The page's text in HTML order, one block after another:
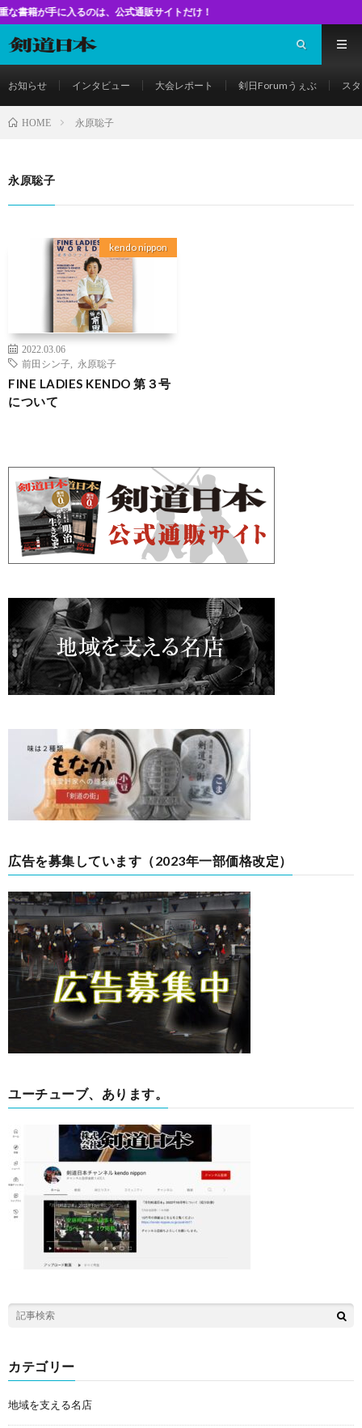
入るのは、公式通販サイトだけ！
お知らせ インタビュー 大会レポート 剣日Forumうぇぶ ス
HOME 永原聡子
永原聡子
kendo nippon
2022.03.06
前田シン子
永原聡子
FINE LADIES KENDO 第３号
について
広告を募集しています（2023年一部価格改定）
ユーチューブ、あります。
カテゴリー
地域を支える名店